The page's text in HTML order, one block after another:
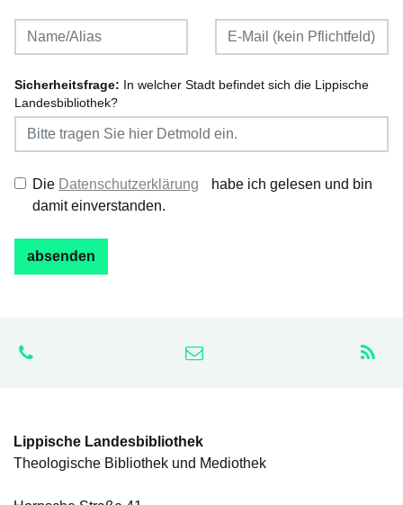
Sicherheitsfrage: In welcher Stadt befindet sich die Lippische
Landesbibliothek?
Die Datenschutzerklärung
habe ich gelesen und bin
damit einverstanden.
Lippische Landesbibliothek
Theologische Bibliothek und Mediothek